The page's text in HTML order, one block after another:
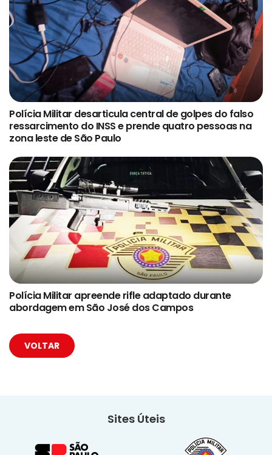
Polícia Militar desarticula central de golpes do falso
ressarcimento do INSS e prende quatro pessoas na
zona leste de São Paulo
Polícia Militar apreende rifle adaptado durante
abordagem em São José dos Campos
VOLTAR
Sites Úteis